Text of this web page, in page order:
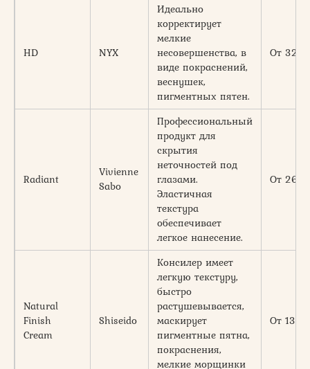
HD NYX
Идеально
корректирует
мелкие
несовершенства, в
виде покраснений,
веснушек,
пигментных пятен.
От 320
Radiant
Vivienne
Sabo
Профессиональный
продукт для
скрытия
неточностей под
глазами.
Эластичная
текстура
обеспечивает
легкое нанесение.
От 260
Natural
Finish
Cream
Shiseido
Консилер имеет
легкую текстуру,
быстро
растушевывается,
маскирует
пигментные пятна,
покраснения,
мелкие морщинки
От 1300